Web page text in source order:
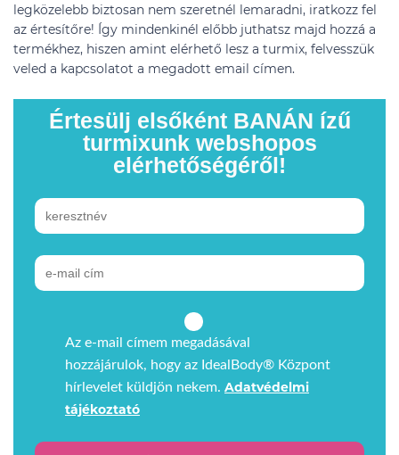
legközelebb biztosan nem szeretnél lemaradni, iratkozz fel
az értesítőre! Így mindenkinél előbb juthatsz majd hozzá a
termékhez, hiszen amint elérhető lesz a turmix, felvesszük
veled a kapcsolatot a megadott email címen.
Értesülj elsőként BANÁN ízű
turmixunk webshopos
elérhetőségéről!
Az e-mail címem megadásával
hozzájárulok, hogy az IdealBody® Központ
hírlevelet küldjön nekem. Adatvédelmi
tájékoztató